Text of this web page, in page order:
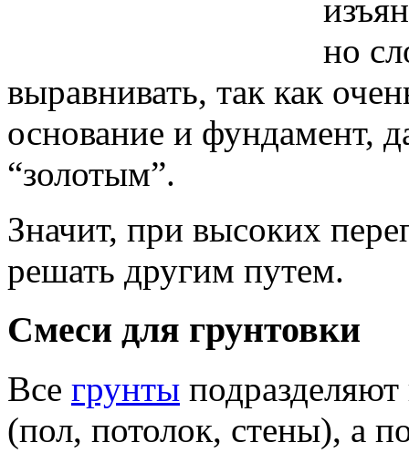
но
выравнивать, так как
основание и фундамент,
“золотым”.
Значит, при высоких
решать другим путем.
Смеси для грунтовки
Все грунты
(пол, потолок, стены), а